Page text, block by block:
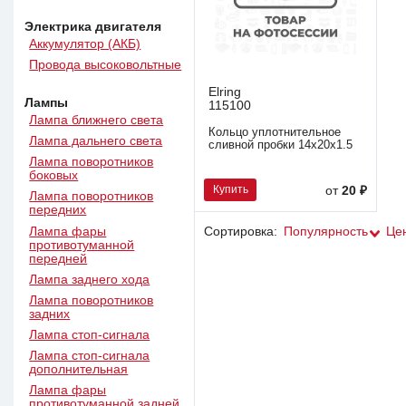
Электрика двигателя
Аккумулятор (АКБ)
Провода высоковольтные
Лампы
Лампа ближнего света
Лампа дальнего света
Лампа поворотников
боковых
Лампа поворотников
передних
Лампа фары
противотуманной
передней
Лампа заднего хода
Лампа поворотников
задних
Лампа стоп-сигнала
Лампа стоп-сигнала
дополнительная
Лампа фары
Elring
115100
Кольцо уплотнительное
сливной пробки 14х20х1.5
Купить от20 ₽
Сортировка: Популярность